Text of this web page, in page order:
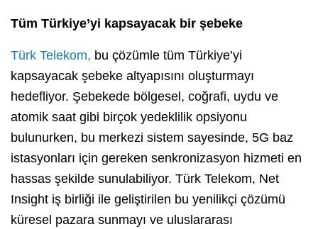
Tüm Türkiye’yi kapsayacak bir şebeke
Türk Telekom, bu çözümle tüm Türkiye’yi
kapsayacak şebeke altyapısını oluşturmayı
hedefliyor. Şebekede bölgesel, coğrafi, uydu ve
atomik saat gibi birçok yedeklilik opsiyonu
bulunurken, bu merkezi sistem sayesinde, 5G baz
istasyonları için gereken senkronizasyon hizmeti en
hassas şekilde sunulabiliyor. Türk Telekom, Net
Insight iş birliği ile geliştirilen bu yenilikçi çözümü
küresel pazara sunmayı ve uluslararası